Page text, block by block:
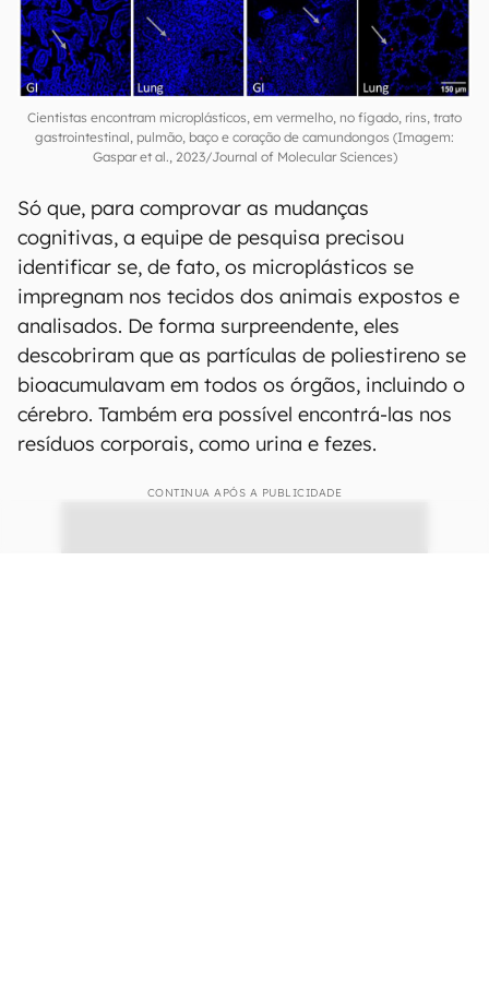
Cientistas encontram microplásticos, em vermelho, no fígado, rins, trato
gastrointestinal, pulmão, baço e coração de camundongos (Imagem:
Gaspar et al., 2023/Journal of Molecular Sciences)
Só que, para comprovar as mudanças
cognitivas, a equipe de pesquisa precisou
identificar se, de fato, os microplásticos se
impregnam nos tecidos dos animais expostos e
analisados. De forma surpreendente, eles
descobriram que as partículas de poliestireno se
bioacumulavam em todos os órgãos, incluindo o
cérebro. Também era possível encontrá-las nos
resíduos corporais, como urina e fezes.
CONTINUA APÓS A PUBLICIDADE